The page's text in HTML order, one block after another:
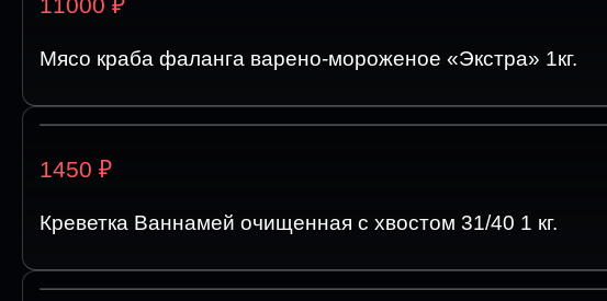
Мясо краба фаланга варено-мороженое «Экстра» 1кг.
1450 ₽
Креветка Ваннамей очищенная с хвостом 31/40 1 кг.